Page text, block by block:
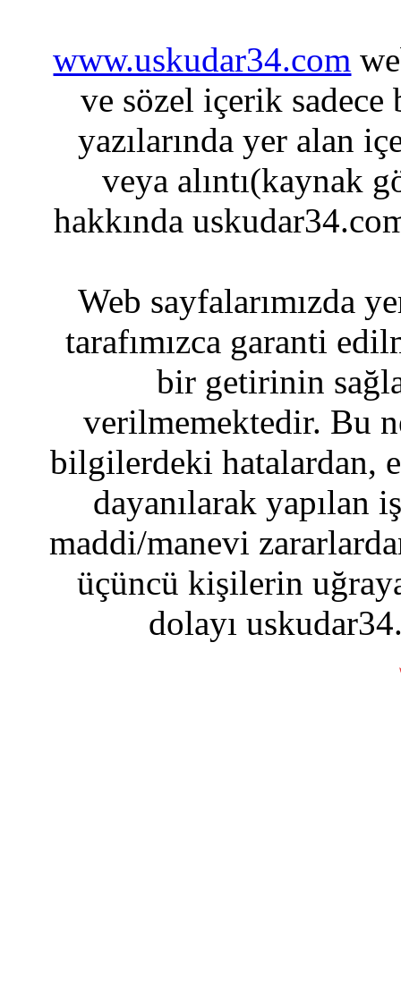
www.uskudar34.com
ve sözel içerik sadece
yazılarında yer alan
veya alıntı(kaynak
hakkında
Web sayfalarımızda
tarafımızca garanti
bir getirinin
verilmemektedir. Bu
bilgilerdeki hatalardan,
dayanılarak yapılan
maddi/manevi
üçüncü kişilerin
dolayı